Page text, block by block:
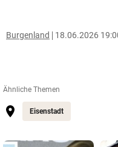
Burgenland 18.06.2026
Ähnliche Themen
Eisenstadt